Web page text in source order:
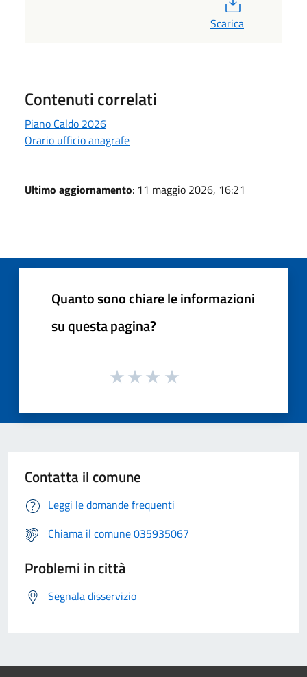
Scarica
Contenuti correlati
Piano Caldo 2026
Orario ufficio anagrafe
Ultimo aggiornamento: 11 maggio 2026, 16:21
Quanto sono chiare le informazioni
su questa pagina?
Contatta il comune
Leggi le domande frequenti
Chiama il comune 035935067
Problemi in città
Segnala disservizio